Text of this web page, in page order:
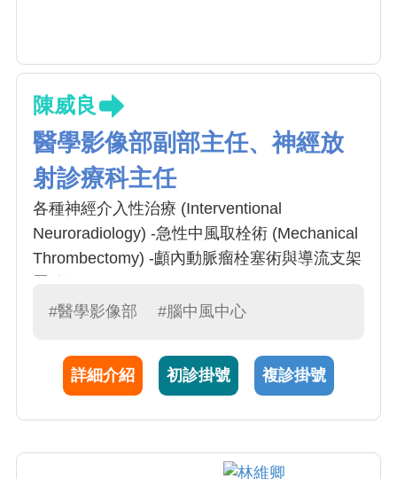
陳威良
醫學影像部副部主任、神經放
射診療科主任
各種神經介入性治療 (Interventional
Neuroradiology) -急性中風取栓術 (Mechanical
Thrombectomy) -顱內動脈瘤栓塞術與導流支架
Management) -頸及顱內動脈血管擴張及支架術
Stenting) -顱內動脈廔管及動靜脈畸形栓塞(CC-
fistula / AVM embolization)
#醫學影像部 #腦中風中心
詳細介紹 初診掛號 複診掛號